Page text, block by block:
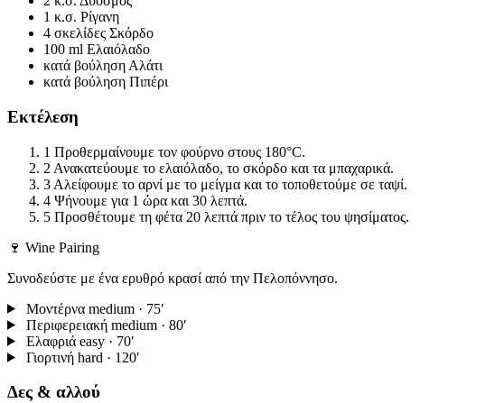
1 κ.σ. Ρίγανη
4 σκελίδες Σκόρδο
100 ml Ελαιόλαδο
κατά βούληση Αλάτι
κατά βούληση Πιπέρι
Εκτέλεση
1 Προθερμαίνουμε τον φούρνο στους 180°C.
2 Ανακατεύουμε το ελαιόλαδο, το σκόρδο και τα μπαχαρικά.
3 Αλείφουμε το αρνί με το μείγμα και το τοποθετούμε σε ταψί.
4 Ψήνουμε για 1 ώρα και 30 λεπτά.
5 Προσθέτουμε τη φέτα 20 λεπτά πριν το τέλος του ψησίματος.
🍷 Wine Pairing
Συνοδεύστε με ένα ερυθρό κρασί από την Πελοπόννησο.
Μοντέρνα medium · 75′
Περιφερειακή medium · 80′
Ελαφριά easy · 70′
Γιορτινή hard · 120′
Δες & αλλού